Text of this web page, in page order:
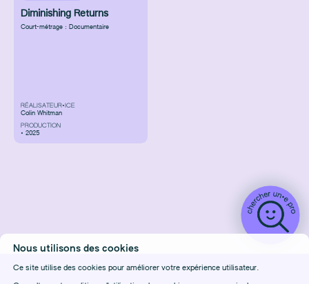
Diminishing Returns
Court-métrage : Documentaire
RÉALISATEUR•ICE
Colin Whitman
PRODUCTION
• 2025
Nous utilisons des cookies
Ce site utilise des cookies pour améliorer votre expérience utilisateur.